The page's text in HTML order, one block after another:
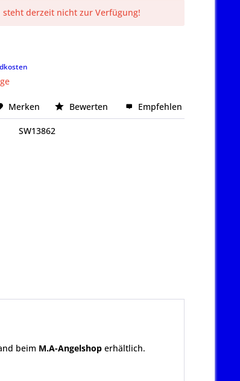
steht derzeit nicht zur Verfügung!
Merken Bewerten Empfehlen
SW13862
beim M.A-Angelshop erhältlich.